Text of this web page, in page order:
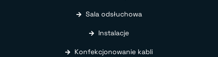
Sala odsłuchowa
Instalacje
Konfekcjonowanie kabli